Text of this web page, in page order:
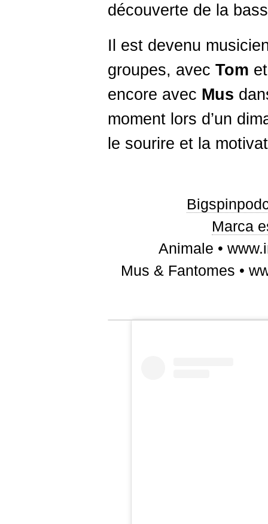
découverte de la
Il est devenu
groupes, avec Tom
encore avec Mus
moment lors d’un
le sourire et la
Marca
Animale •
Mus & Fantomes •